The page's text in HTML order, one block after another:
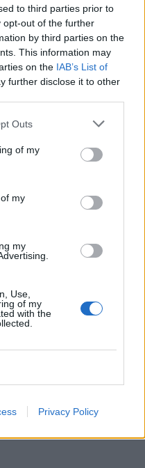
to third parties prior to
opt-out of the further
by third parties on the
This information may
on the IAB’s List of
further disclose it to other
Outs
of my
my
my
Use,
of my
with the
Privacy Policy
gjumit